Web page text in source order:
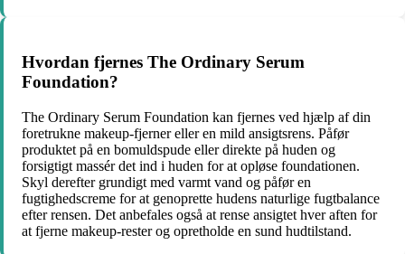
Hvordan fjernes The Ordinary Serum
Foundation?
The Ordinary Serum Foundation kan fjernes ved hjælp af din
foretrukne makeup-fjerner eller en mild ansigtsrens. Påfør
produktet på en bomuldspude eller direkte på huden og
forsigtigt massér det ind i huden for at opløse foundationen.
Skyl derefter grundigt med varmt vand og påfør en
fugtighedscreme for at genoprette hudens naturlige fugtbalance
efter rensen. Det anbefales også at rense ansigtet hver aften for
at fjerne makeup-rester og opretholde en sund hudtilstand.